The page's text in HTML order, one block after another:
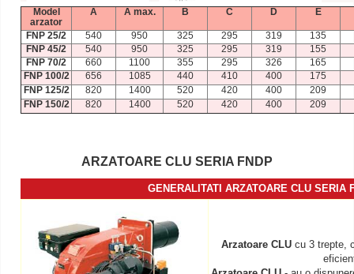
Model
arzator
A A max. B C D E
FNP 25/2 540 950 325 295 319
135
FNP 45/2
540 950 325 295 319
155
FNP 70/2
660 1100 355 295 326
165
FNP 100/2
656 1085 440 410 400
175
FNP 125/2
820 1400 520 420 400
209
FNP 150/2
820 1400 520 420 400 209
ARZATOARE CLU SERIA FNDP
GENERALITATI ARZATOARE CLU SERIA
Arzatoare CLU cu 3 trepte,